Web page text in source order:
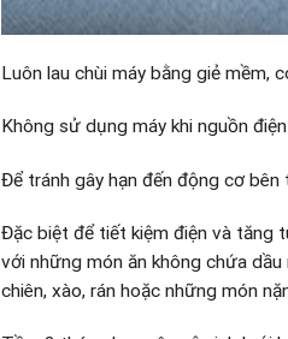
Luôn lau chùi máy bằng giẻ mềm,
Không sử dụng máy khi nguồn
Để tránh gây hạn đến động cơ
Đặc biệt để tiết kiệm điện và tăng
với những món ăn không chứa
chiên, xào, rán hoặc những món